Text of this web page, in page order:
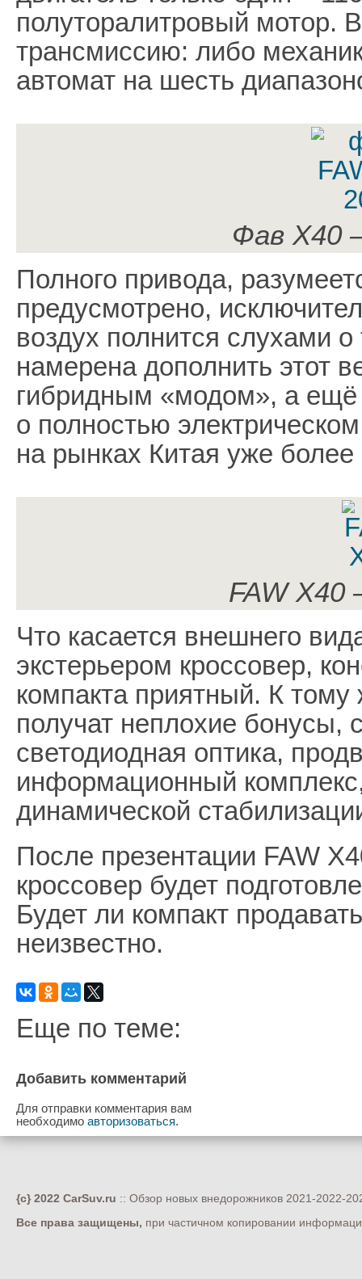
полуторалитровый мотор.
трансмиссию: либо
автомат на шесть
Фав Х40
Полного привода,
предусмотрено,
воздух полнится слухами
намерена дополнить этот
гибридным «модом», а
о полностью
на рынках Китая уже более
FAW X40
Что касается внешнего
экстерьером кроссовер,
компакта приятный. К тому
получат неплохие бонусы,
светодиодная оптика,
информационный
динамической
После презентации FAW
кроссовер будет
Будет ли компакт
неизвестно.
Еще по теме:
Добавить комментарий
Для отправки комментария вам
необходимо авторизоваться.
{c} 2022 CarSuv.ru :: Обзор новых внедорожников 2021-2022-
Все права защищены, при частичном копировании